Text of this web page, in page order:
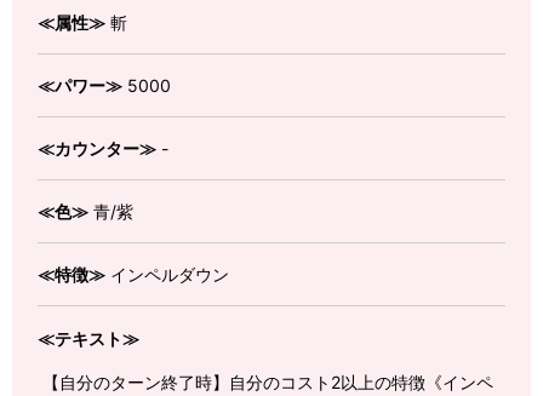
≪属性≫ 斬
≪パワー≫ 5000
≪カウンター≫ -
≪色≫ 青/紫
≪特徴≫ インペルダウン
≪テキスト≫
【自分のターン終了時】自分のコスト2以上の特徴《インペ